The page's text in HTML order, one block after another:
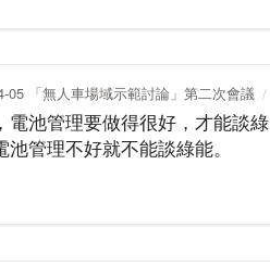
05 「無人車場域示範討論」第二次會議
電池管理要做得很好，才能談綠
池管理不好就不能談綠能。